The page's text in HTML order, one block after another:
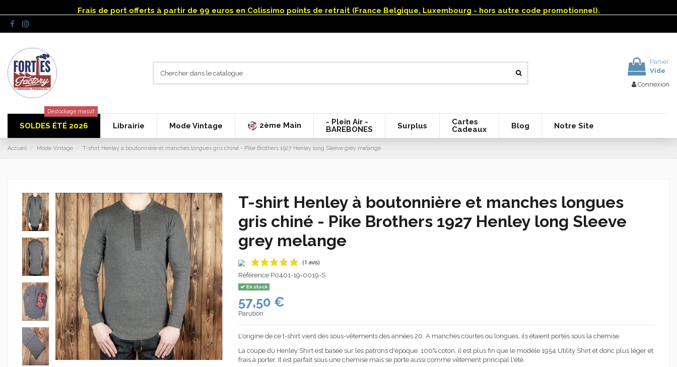
Frais de port offerts à partir de 99 euros en Colissimo points de retrait (France Belgique, Luxembourg - hors autre code promotionnel).
Panier
Vide
Connexion
SOLDES ÉTÉ 2026
Déstockage massif
Librairie Mode Vintage 2ème Main
- Plein Air -
BAREBONES
Surplus
Cartes
Cadeaux
Blog Notre Site
Accueil Mode Vintage T-shirt Henley à boutonnière et manches longues gris chiné - Pike Brothers 1927 Henley long Sleeve grey melange
T-shirt Henley à boutonnière et manches longues
gris chiné - Pike Brothers 1927 Henley long Sleeve
grey melange
Référence P0401-19-0019-S
En stock
57,50 €
Parution
L'origine de ce t-shirt vient des sous-vêtements des années 20. A manches courtes ou longues, ils étaient portés sous la chemise.
La coupe du HenleyShirt est basée sur les patrons d'époque. 100% coton, il est plus fin que le modèle 1954 UtilityShirt et donc plus léger et
frais à porter. Il est parfait sous une chemise mais se porte aussi comme vêtement principal l'été.